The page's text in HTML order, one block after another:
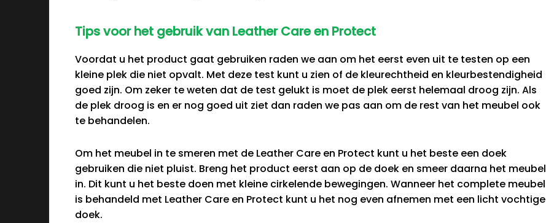
Tips voor het gebruik van Leather Care en Protect
Voordat u het product gaat gebruiken raden we aan om het eerst even uit te testen op een
kleine plek die niet opvalt. Met deze test kunt u zien of de kleurechtheid en kleurbestendigheid
goed zijn. Om zeker te weten dat de test gelukt is moet de plek eerst helemaal droog zijn. Als
de plek droog is en er nog goed uit ziet dan raden we pas aan om de rest van het meubel ook
te behandelen.
Om het meubel in te smeren met de Leather Care en Protect kunt u het beste een doek
gebruiken die niet pluist. Breng het product eerst aan op de doek en smeer daarna het meubel
in. Dit kunt u het beste doen met kleine cirkelende bewegingen. Wanneer het complete meubel
is behandeld met Leather Care en Protect kunt u het nog even afnemen met een licht vochtige
doek.